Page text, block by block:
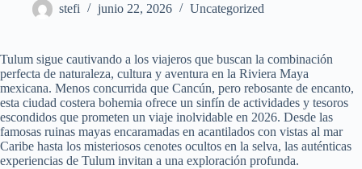
stefi junio 22, 2026 Uncategorized
Tulum sigue cautivando a los viajeros que buscan la combinación
perfecta de naturaleza, cultura y aventura en la Riviera Maya
mexicana. Menos concurrida que Cancún, pero rebosante de encanto,
esta ciudad costera bohemia ofrece un sinfín de actividades y tesoros
escondidos que prometen un viaje inolvidable en 2026. Desde las
famosas ruinas mayas encaramadas en acantilados con vistas al mar
Caribe hasta los misteriosos cenotes ocultos en la selva, las auténticas
experiencias de Tulum invitan a una exploración profunda.